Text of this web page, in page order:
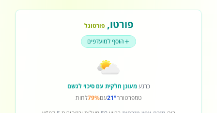
פורטו,פורטוגל
הוסף למועדפים
כרגעמעונן חלקית עם סיכוי לגשם
טמפרטורה21°עם79%לחות